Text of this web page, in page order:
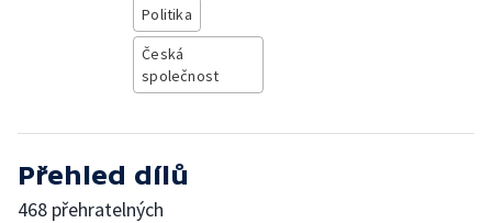
Politika
Česká
společnost
Přehled dílů
468 přehratelných